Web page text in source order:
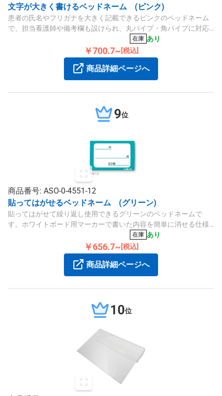
文字が大きく書けるベッドネーム (ピンク)
患者の氏名やフリガナを大きく記載できるピンクのベッドネーム
で、担当看護師や備考欄も設けられ、丸パイプ・角パイプに対応
します。サイズは160×135mmで、硬質PVCを使用しています。
在庫 あり
￥700.7~ [税込]
商品詳細ページへ
9位
商品番号: ASO-0-4551-12
貼ってはがせるベッドネーム (グリーン)
貼ってはがせて繰り返し使用できるグリーンのベッドネームで
す。ホワイトボード用マーカーで書いた内容を簡単に消せる仕様
で、サイズは165×110mm、ポリオレフィン樹脂製の耐久性に優れ
在庫 あり
￥656.7~ [税込]
商品詳細ページへ
10位